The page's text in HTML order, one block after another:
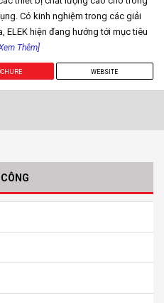
Có kinh nghiệm trong các giải
ELEK hiện đang hướng tới mục tiêu
Thêm]
WEBSITE